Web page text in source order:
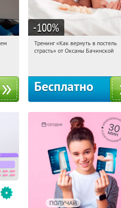
-100%
15:14:53 Получили:
Тренинг «Как вернуть в постель
страсть» от Оксаны Бачинской
Бесплатно